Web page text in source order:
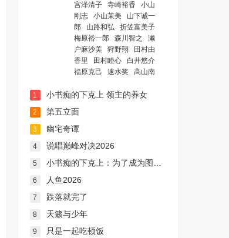
宫泽清子
寺崎裕香
小山
刚志
小山茉美
山下诚一
郎
山路和弘
折笠富美子
梅原裕一郎
森川智之
濑
户麻沙美
狩野翔
田村由
香里
田村睦心
白井悠介
福原克己
速水奖 高山南
1 小书痴的下克上 领主的养女
2 第五立面
3 幽宅奇谭
4 说唱巅峰对决2026
5 小书痴的下克上：为了成为图书管理员不择手段！第四季
6 人鱼2026
7 跌落就完了
8 天籁与少年
9 只是一起吃顿饭